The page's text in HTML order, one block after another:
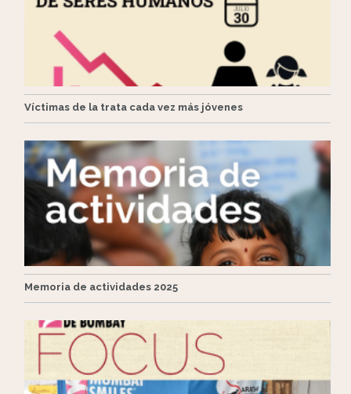
Víctimas de la trata cada vez más jóvenes
Memoria de actividades 2025